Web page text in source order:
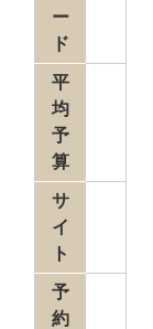
ー
ド
平
均
予
算
サ
イ
ト
予
約